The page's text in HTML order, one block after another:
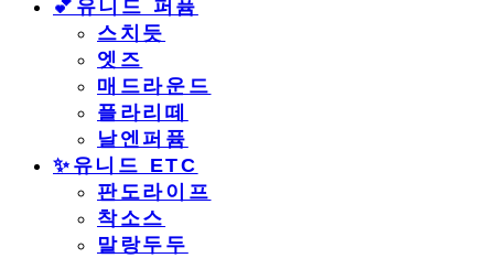
💕유니드 퍼퓸
스치듯
엣즈
매드라운드
플라리떼
날엔퍼퓸
​✨유니드 ETC
판도라이프
착소스
말랑두두